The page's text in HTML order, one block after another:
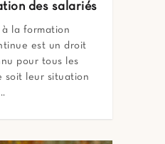
des salariés
à la formation
est un droit
pour tous les
soit leur situation